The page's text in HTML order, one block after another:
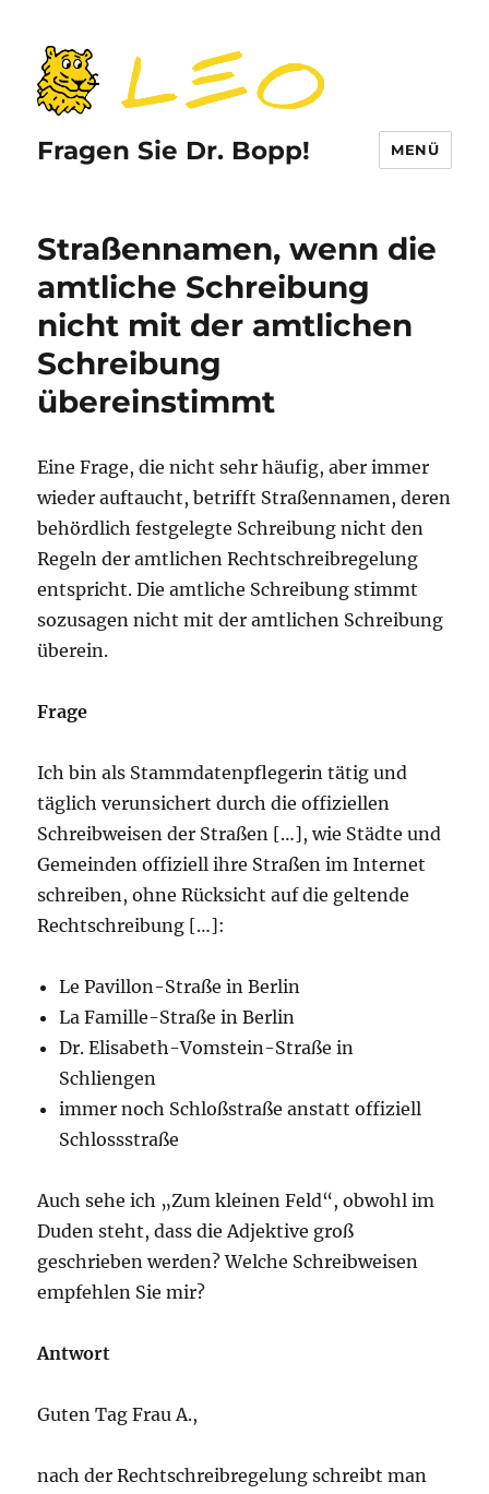
Fragen Sie Dr. Bopp! MENÜ
Straßennamen, wenn die
amtliche Schreibung
nicht mit der amtlichen
Schreibung
übereinstimmt
Eine Frage, die nicht sehr häufig, aber immer
wieder auftaucht, betrifft Straßennamen, deren
behördlich festgelegte Schreibung nicht den
Regeln der amtlichen Rechtschreibregelung
entspricht. Die amtliche Schreibung stimmt
sozusagen nicht mit der amtlichen Schreibung
überein.
Frage
Ich bin als Stammdatenpflegerin tätig und
täglich verunsichert durch die offiziellen
Schreibweisen der Straßen […], wie Städte und
Gemeinden offiziell ihre Straßen im Internet
schreiben, ohne Rücksicht auf die geltende
Rechtschreibung […]:
Le Pavillon-Straße in Berlin
La Famille-Straße in Berlin
Dr. Elisabeth-Vomstein-Straße in
Schliengen
immer noch Schloßstraße anstatt offiziell
Schlossstraße
Auch sehe ich „Zum kleinen Feld“, obwohl im
Duden steht, dass die Adjektive groß
geschrieben werden? Welche Schreibweisen
empfehlen Sie mir?
Antwort
Guten Tag Frau A.,
nach der Rechtschreibregelung schreibt man